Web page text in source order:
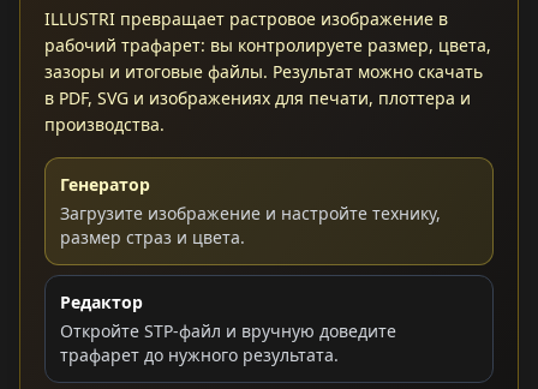
ILLUSTRI превращает растровое изображение в
рабочий трафарет: вы контролируете размер, цвета,
зазоры и итоговые файлы. Результат можно скачать
в PDF, SVG и изображениях для печати, плоттера и
производства.
Генератор
Загрузите изображение и настройте технику,
размер страз и цвета.
Редактор
Откройте STP-файл и вручную доведите
трафарет до нужного результата.